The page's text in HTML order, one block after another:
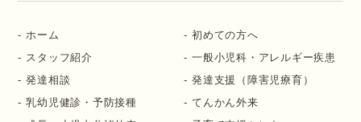
ホーム
初めての方へ
スタッフ紹介
一般小児科・アレルギー疾患
発達相談
発達支援（障害児療育）
乳幼児健診・予防接種
てんかん外来